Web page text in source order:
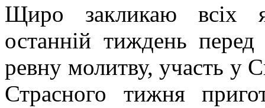
Щиро закликаю всіх
останній тиждень
ревну молитву, участь у
Страсного тижня